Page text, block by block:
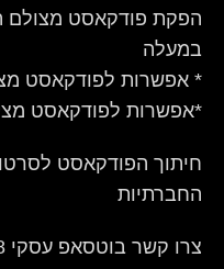
הפקת פודקאסט מצולם
במעלה
* אפשרות לפודקאסט
*אפשרות לפודקאסט
חיתוך הפודקאסט
החברתיות
צרו קשר בוטסאפ עסקי 054-2175888